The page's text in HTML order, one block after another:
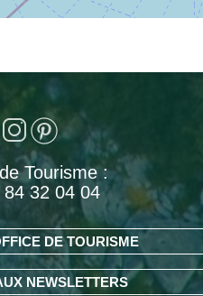
Tourisme :
32 04 04
DE TOURISME
NEWSLETTERS